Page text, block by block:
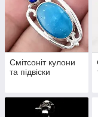
Смітсоніт кулони
та підвіски